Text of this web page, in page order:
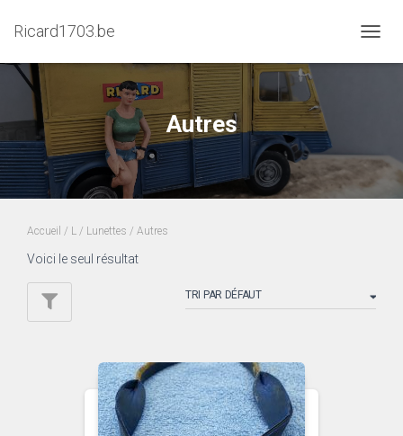
Ricard1703.be
LA
Autres
Accueil / L / Lunettes / Autres
Voici le seul résultat